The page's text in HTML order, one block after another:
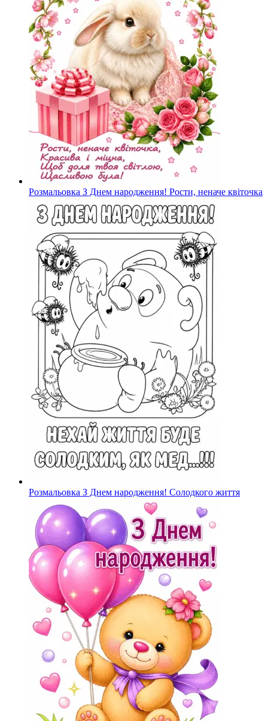
Розмальовка З Днем народження! Рости, неначе квіточка
Розмальовка З Днем народження! Солодкого життя